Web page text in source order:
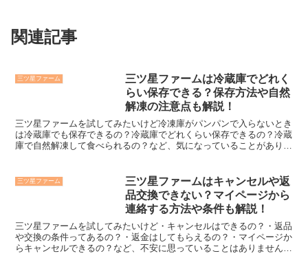
関連記事
三ツ星ファーム
三ツ星ファームは冷蔵庫でどれく
らい保存できる？保存方法や自然
解凍の注意点も解説！
三ツ星ファームを試してみたいけど冷凍庫がパンパンで入らないとき
は冷蔵庫でも保存できるの？冷蔵庫でどれくらい保存できるの？冷蔵
庫で自然解凍して食べられるの？など、気になっていることがありま
三ツ星ファーム
三ツ星ファームはキャンセルや返
品交換できない？マイページから
連絡する方法や条件も解説！
三ツ星ファームを試してみたいけど・キャンセルはできるの？・返品
や交換の条件ってあるの？・返金はしてもらえるの？・マイページか
らキャンセルできるの？など、不安に思っていることはありません